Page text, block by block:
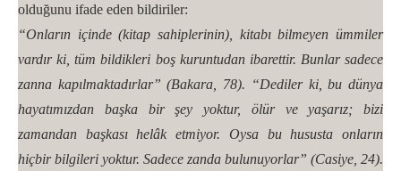
olduğunu ifade eden bildiriler:
“Onların içinde (kitap sahiplerinin), kitabı bilmeyen ümmiler
vardır ki, tüm bildikleri boş kuruntudan ibarettir. Bunlar sadece
zanna kapılmaktadırlar” (Bakara, 78). “Dediler ki, bu dünya
hayatımızdan başka bir şey yoktur, ölür ve yaşarız; bizi
zamandan başkası helâk etmiyor. Oysa bu hususta onların
hiçbir bilgileri yoktur. Sadece zanda bulunuyorlar” (Casiye, 24).